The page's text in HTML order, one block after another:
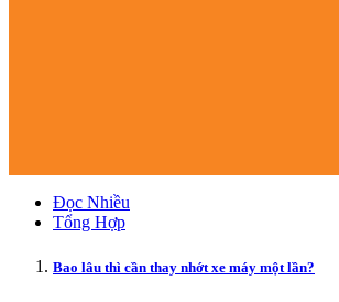
Đọc Nhiều
Tổng Hợp
Bao lâu thì cần thay nhớt xe máy một lần?